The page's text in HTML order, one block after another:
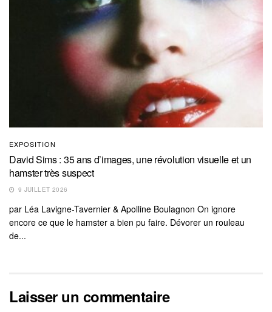
EXPOSITION
David Sims : 35 ans d’images, une révolution visuelle et un
hamster très suspect
9 JUILLET 2026
par Léa Lavigne-Tavernier & Apolline Boulagnon On ignore
encore ce que le hamster a bien pu faire. Dévorer un rouleau
de...
Laisser un commentaire